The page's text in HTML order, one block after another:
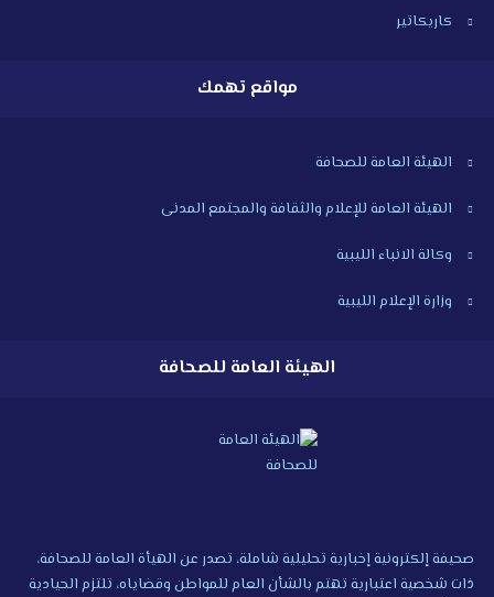
كاريكاتير
مواقع تهمك
الهيئة العامة للصحافة
الهيئة العامة للإعلام والثقافة والمجتمع المدنى
وكالة الانباء الليبية
وزارة الإعلام الليبية
الهيئة العامة للصحافة
صحيفة إلكترونية إخبارية تحليلية شاملة، تصدر عن الهيأة العامة للصحافة،
ذات شخصية اعتبارية تهتم بالشأن العام للمواطن وقضاياه، تلتزم الحيادية